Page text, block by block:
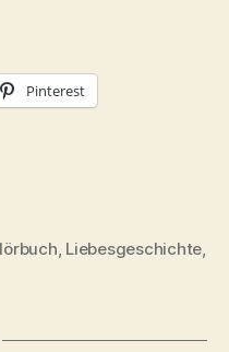
Pinterest
, Liebesgeschichte,